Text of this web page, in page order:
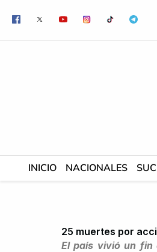
contenido
INICIO NACIONALES
25 muertes por
El país vivió un fin